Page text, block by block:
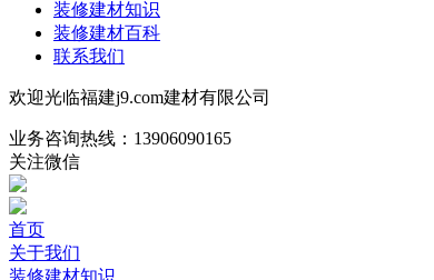
装修建材知识
装修建材百科
联系我们
欢迎光临福建j9.com建材有限公司
业务咨询热线： 13906090165
关注微信
首页
关于我们
装修建材知识